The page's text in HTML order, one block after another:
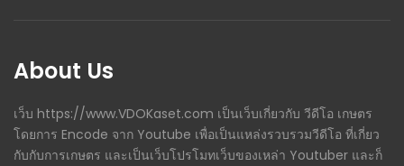
About Us
เว็บ https://www.VDOKaset.com เป็นเว็บเกี่ยวกับ วีดีโอ เกษตร
โดยการ Encode จาก Youtube เพื่อเป็นแหล่งรวบรวมวีดีโอ ที่เกี่ยว
กับกับการเกษตร และเป็นเว็บโปรโมทเว็บของเหล่า Youtuber และก็